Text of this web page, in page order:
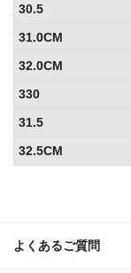
よくあるご質問
30.5
31.0CM
32.0CM
330
31.5
32.5CM